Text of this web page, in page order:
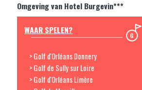
Omgeving van Hotel Burgevin***
WAAR SPELEN?
> Golf d'Orléans Donnery
> Golf de Sully sur Loire
> Golf d'Orléans Limère